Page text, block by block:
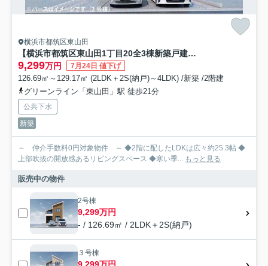
横浜市都筑区東山田
【横浜市都筑区東山田1丁目20全3棟新築戸建て】★仲介手数料無料★（東山田小学校・東山田中学校）
9,299万円 7月24日 値下げ
126.69㎡～129.17㎡ (2LDK＋2S(納戸)～4LDK) /新築 /2階建
グリーンライン「東山田」駅 徒歩21分
公共下水
新築
～ 仲介手数料0円対象物件 ～ ◆2階に配したLDKは広々約25.3帖 ◆
上部吹抜の開放感あるリビングスペース ◆寒い季... もっと見る
販売中の物件
2号棟
9,299万円
- / 126.69㎡ / 2LDK＋2S(納戸)
３号棟